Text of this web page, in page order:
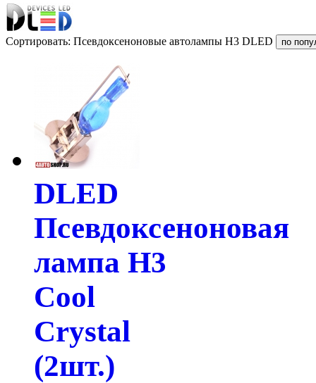
Сортировать: Псевдоксеноновые автолампы H3 DLED
DLED
Псевдоксеноновая
лампа H3
Cool
Crystal
(2шт.)